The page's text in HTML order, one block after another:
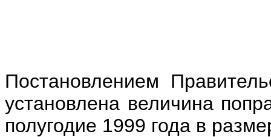
Постановлением
установлена величина
полугодие 1999 года в